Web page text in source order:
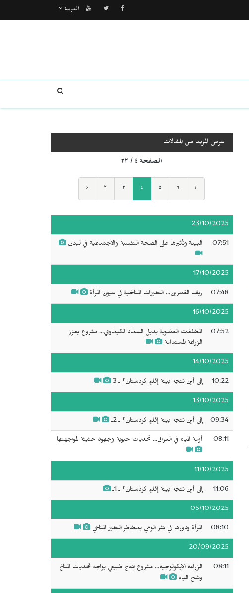
العربية
عرض المزيد من المقالات
الصفحة ٤ / ٣٢
‹ ٢ ٣ ٤ ٥ ٦ ›
23/10/2025
07:51 البيئة وتأثيرها على الصحة النفسية والاجتماعية في لبنان
17/10/2025
07:48 ريف القصرين... التغيرات المناخية في عيون المرأة
16/10/2025
07:52
المخلفات العضوية بديل السماد الكيماوي... مشروع يعزز
الزراعة المستدامة
14/10/2025
10:22 إلى أين تتجه بيئة إقليم كردستان؟ ـ 3
13/10/2025
09:34 إلى أين تتجه بيئة إقليم كردستان؟ ـ 2ـ
08:11 أزمة المياه في العراق... تحديات حيوية وجهود حثيثة لمواجهتها
11/10/2025
11:06 إلى أين تتجه بيئة إقليم كردستان؟ ـ 1ـ
05/10/2025
08:10 المرأة ودورها في نشر الوعي بمخاطر التغير المناخي
20/09/2025
08:11
الزراعة الإيكولوجية... مشروع إنتاج طبيعي يواجه تحديات المناخ
وشح المياه